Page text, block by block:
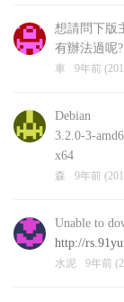
想請問下版
有辦法過呢?
車 9年前
Debian
3.2.0-3-
x64
森 9年前
Unable to
http://
水泥 9年前